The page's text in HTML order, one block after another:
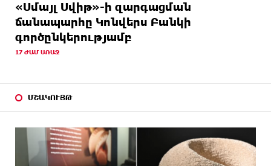
«Սմայլ Սվիթ»-ի զարգացման
ճանապարհը Կոնվերս Բանկի
գործընկերությամբ
17 ԺԱՄ ԱՌԱՋ
ՄՇԱԿՈՒՅԹ